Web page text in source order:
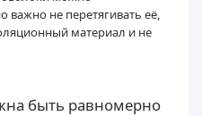
важно не перетягивать её,
материал и не
быть равномерно